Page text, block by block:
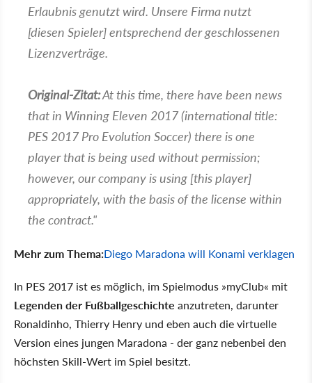
Erlaubnis genutzt wird. Unsere Firma nutzt
[diesen Spieler] entsprechend der geschlossenen
Lizenzverträge.
Original-Zitat:At this time, there have been news
that in Winning Eleven 2017 (international title:
PES 2017 Pro Evolution Soccer) there is one
player that is being used without permission;
however, our company is using [this player]
appropriately, with the basis of the license within
the contract."
Mehr zum Thema:Diego Maradona will Konami verklagen
In PES 2017 ist es möglich, im Spielmodus »myClub« mit
Legenden der Fußballgeschichte anzutreten, darunter
Ronaldinho, Thierry Henry und eben auch die virtuelle
Version eines jungen Maradona - der ganz nebenbei den
höchsten Skill-Wert im Spiel besitzt.